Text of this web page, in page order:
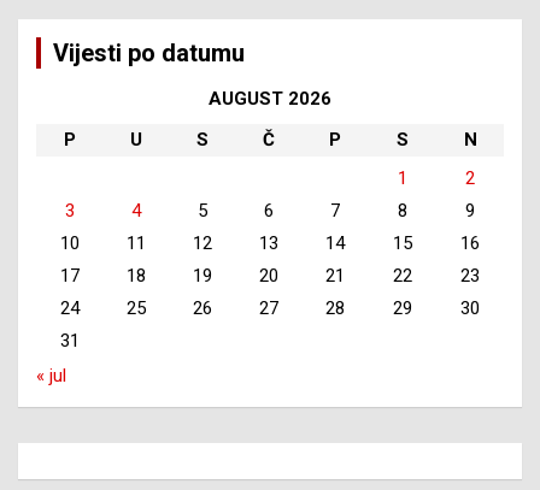
Vijesti po datumu
AUGUST 2026
P
U S Č P S
N
1
2
3
4 5 6 7 8
9
10
11 12 13 14 15
16
17
18 19 20 21 22
23
24
25 26 27 28 29
30
31
« jul